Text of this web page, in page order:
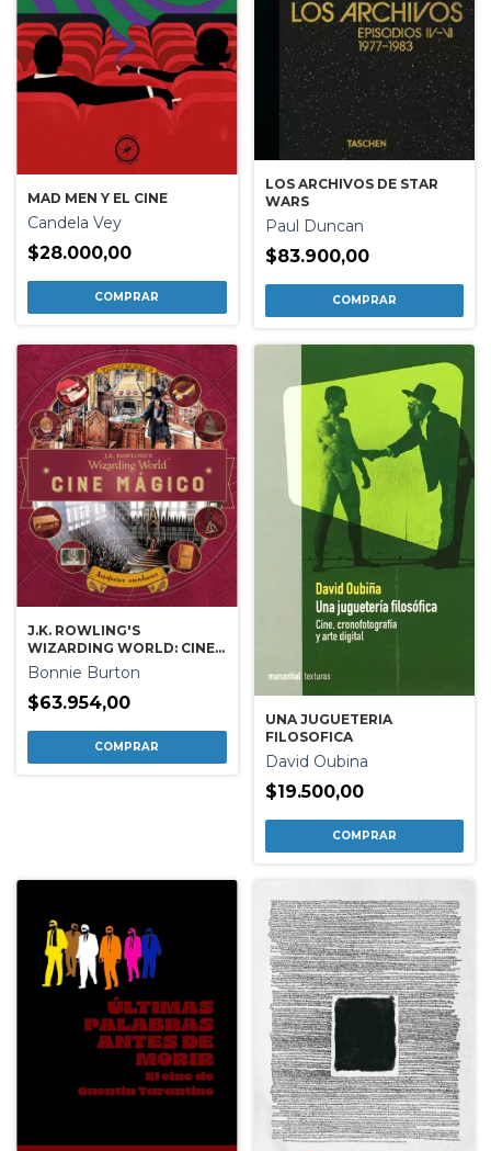
MAD MEN Y EL CINE
Candela Vey
$28.000,00
LOS ARCHIVOS DE STAR
WARS
Paul Duncan
$83.900,00
J.K. ROWLING'S
WIZARDING WORLD: CINE
MAGICO - VOL 3
Bonnie Burton
$63.954,00
UNA JUGUETERIA
FILOSOFICA
David Oubina
$19.500,00